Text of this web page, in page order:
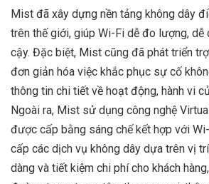
Mist đã xây dựng nền tảng không dây
trên thế giới, giúp Wi-Fi dễ đo lượng, dễ
cậy. Đặc biệt, Mist cũng đã phát triển
đơn giản hóa việc khắc phục sự cố
thông tin chi tiết về hoạt động, hành vi
Ngoài ra, Mist sử dụng công nghệ
được cấp bằng sáng chế kết hợp với
cấp các dịch vụ không dây dựa trên vị
dàng và tiết kiệm chi phí cho khách